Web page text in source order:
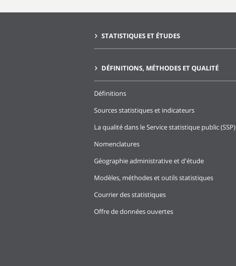
STATISTIQUES ET ÉTUDES
DÉFINITIONS, MÉTHODES ET QUALITÉ
Définitions
Sources statistiques et indicateurs
La qualité dans le Service statistique public (SSP)
Nomenclatures
Géographie administrative et d'étude
Modèles, méthodes et outils statistiques
Courrier des statistiques
Offre de données ouvertes